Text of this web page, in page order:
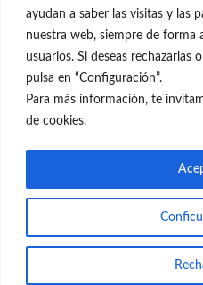
ayudan a saber las visitas y las
nuestra web, siempre de forma
usuarios. Si deseas rechazarlas
pulsa en “Configuración”.
Para más información, te
de cookies.
Información Legal
Política de Privacidad
Política de Cookies
© el Radar del Rejuvenecimiento